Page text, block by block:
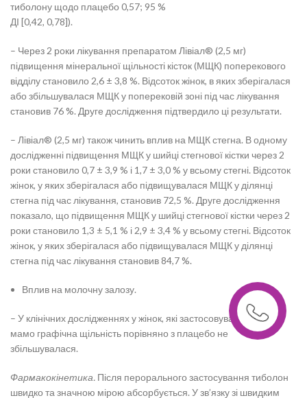
тиболону щодо плацебо 0,57; 95 %
ДІ [0,42, 0,78]).
– Через 2 роки лікування препаратом Лівіал® (2,5 мг)
підвищення мінеральної щільності кісток (МЩК) поперекового
відділу становило 2,6 ± 3,8 %. Відсоток жінок, в яких зберігалася
або збільшувалася МЩК у поперековій зоні під час лікування
становив 76 %. Друге дослідження підтвердило ці результати.
– Лівіал® (2,5 мг) також чинить вплив на МЩК стегна. В одному
дослідженні підвищення МЩК у шийці стегнової кістки через 2
роки становило 0,7 ± 3,9 % і 1,7 ± 3,0 % у всьому стегні. Відсоток
жінок, у яких зберігалася або підвищувалася МЩК у ділянці
стегна під час лікування, становив 72,5 %. Друге дослідження
показало, що підвищення МЩК у шийці стегнової кістки через 2
роки становило 1,3 ± 5,1 % і 2,9 ± 3,4 % у всьому стегні. Відсоток
жінок, у яких зберігалася або підвищувалася МЩК у ділянці
стегна під час лікування становив 84,7 %.
Вплив на молочну залозу.
– У клінічних дослідженнях у жінок, які застосовували Лівіал®,
мамо графічна щільність порівняно з плацебо не
збільшувалася.
Фармакокінетика. Після перорального застосування тиболон
швидко та значною мірою абсорбується. У зв’язку зі швидким